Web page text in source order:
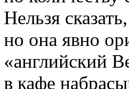
Нельзя
но она явно
«английский
в кафе